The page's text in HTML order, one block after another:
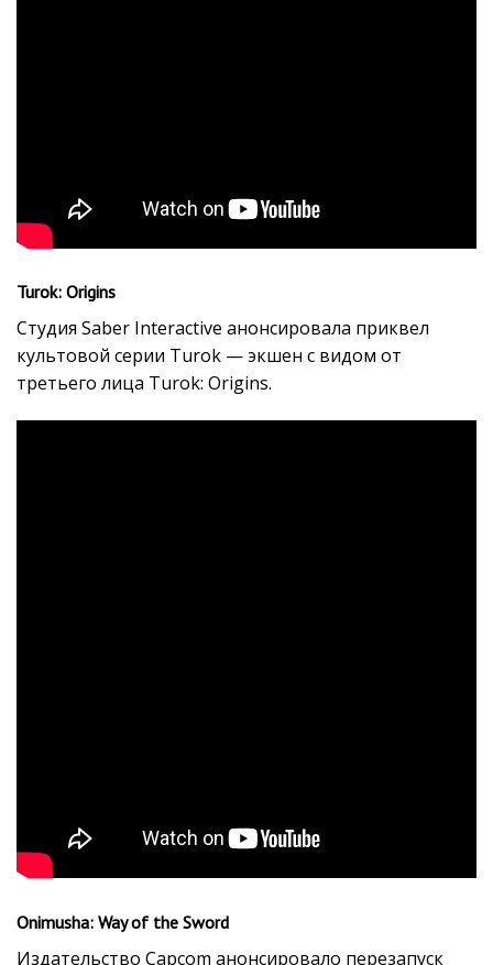
Turok: Origins
Студия Saber Interactive анонсировала приквел
культовой серии Turok — экшен с видом от
третьего лица Turok: Origins.
Onimusha: Way of the Sword
Издательство Capcom анонсировало перезапуск